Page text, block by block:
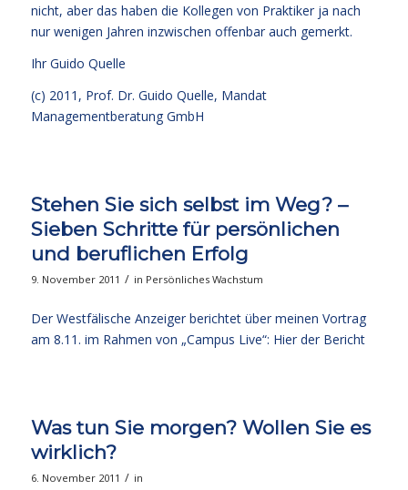
nicht, aber das haben die Kollegen von Praktiker ja nach
nur wenigen Jahren inzwischen offenbar auch gemerkt.
Ihr Guido Quelle
(c) 2011, Prof. Dr. Guido Quelle, Mandat
Managementberatung GmbH
Stehen Sie sich selbst im Weg? –
Sieben Schritte für persönlichen
und beruflichen Erfolg
9. November 2011 / in Persönliches Wachstum
Der Westfälische Anzeiger berichtet über meinen Vortrag
am 8.11. im Rahmen von „Campus Live“: Hier der Bericht
Was tun Sie morgen? Wollen Sie es
wirklich?
6. November 2011 / in